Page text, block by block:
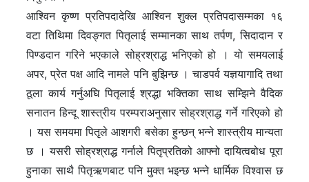
आश्विन कृष्ण प्रतिपदादेखि आश्विन शुक्ल प्रतिपदासम्मका १६
वटा तिथिमा दिवङ्गत पितृलाई सम्मानका साथ तर्पण, सिदादान र
पिण्डदान गरिने भएकाले सोह्रश्राद्ध भनिएको हो । यो समयलाई
अपर, प्रेत पक्ष आदि नामले पनि बुझिन्छ । चाडपर्व यज्ञयागादि तथा
ठूला कार्य गर्नुअघि पितृलाई श्रद्धा भक्तिका साथ सम्झिने वैदिक
सनातन हिन्दू शास्त्रीय परम्पराअनुसार सोह्रश्राद्ध गर्ने गरिएको हो
। यस समयमा पितृले आशगरी बसेका हुन्छन् भन्ने शास्त्रीय मान्यता
छ । यसरी सोह्रश्राद्ध गर्नाले पितृप्रतिको आफ्नो दायित्वबोध पूरा
हुनाका साथै पितृऋणबाट पनि मुक्त भइन्छ भन्ने धार्मिक विश्वास छ